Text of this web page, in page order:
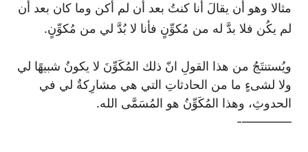
مثالا وهو أن يقالَ أنا كنتُ بعد أن لم أكن وما كان بعد أن
لم يكُن فلا بدَّ له من مُكوِّنٍ فأنا لا بُدَّ لي من مُكوِّنٍ.
ويُستنتَجُ من هذا القولِ انّ ذلك المُكَوِّنَ لا يكونُ شبيهًا لي
ولا لشىءٍ ما من الحادثاتِ التي هي مشارِكةٌ لي في
الحدوثِ، وهذا المُكَوِّنُ هو المُسَمَّى الله.
————-